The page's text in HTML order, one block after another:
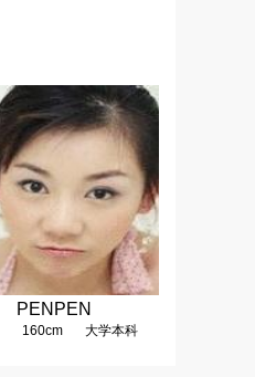
PENPEN
160cm 大学本科